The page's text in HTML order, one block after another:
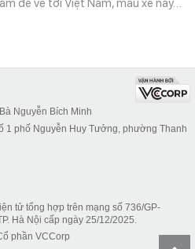
để về tới Việt Nam, mẫu xe này…
Nguyễn Bích Minh
1 phố Nguyễn Huy Tưởng, phường Thanh
tử tổng hợp trên mạng số 736/GP-
Hà Nội cấp ngày 25/12/2025.
phần VCCorp